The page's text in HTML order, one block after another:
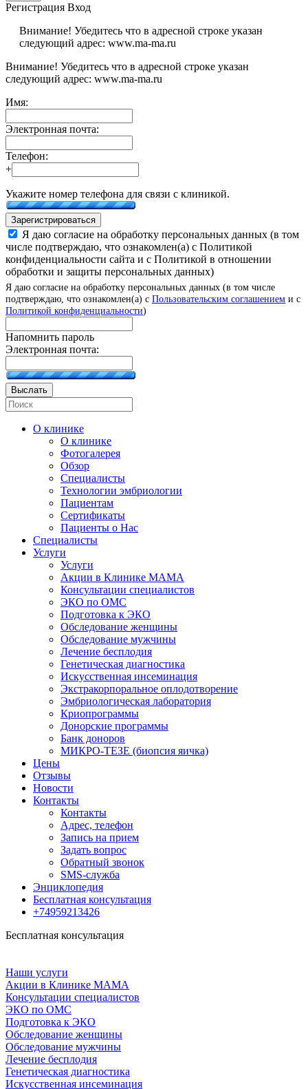
Регистрация Вход
Внимание! Убедитесь что в адресной строке указан
следующий адрес: www.ma-ma.ru
Внимание! Убедитесь что в адресной строке указан
следующий адрес: www.ma-ma.ru
Имя:
Электронная почта:
Телефон:
+
Укажите номер телефона для связи с клиникой.
Зарегистрироваться
Я даю согласие на обработку персональных данных (в том
числе подтверждаю, что ознакомлен(а) с Политикой
конфиденциальности сайта и с Политикой в отношении
обработки и защиты персональных данных)
Я даю согласие на обработку персональных данных (в том числе
подтверждаю, что ознакомлен(а) с Пользовательским соглашением и с
Политикой конфиденциальности)
Напомнить пароль
Электронная почта:
Выслать
О клинике
О клинике
Фотогалерея
Обзор
Специалисты
Технологии эмбриологии
Пациентам
Сертификаты
Пациенты о Нас
Специалисты
Услуги
Услуги
Акции в Клинике МАМА
Консультации специалистов
ЭКО по ОМС
Подготовка к ЭКО
Обследование женщины
Обследование мужчины
Лечение бесплодия
Генетическая диагностика
Искусственная инсеминация
Экстракорпоральное оплодотворение
Эмбриологическая лаборатория
Криопрограммы
Донорские программы
Банк доноров
МИКРО-ТЕЗЕ (биопсия яичка)
Цены
Отзывы
Новости
Контакты
Контакты
Адрес, телефон
Запись на прием
Задать вопрос
Обратный звонок
SMS-служба
Энциклопедия
Бесплатная консультация
+74959213426
Бесплатная консультация
Наши услуги
Акции в Клинике МАМА
Консультации специалистов
ЭКО по ОМС
Подготовка к ЭКО
Обследование женщины
Обследование мужчины
Лечение бесплодия
Генетическая диагностика
Искусственная инсеминация